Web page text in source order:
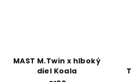
MAST M.Twin x hlboký
diel Koala